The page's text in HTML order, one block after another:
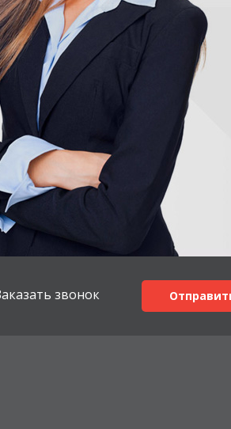
звонок